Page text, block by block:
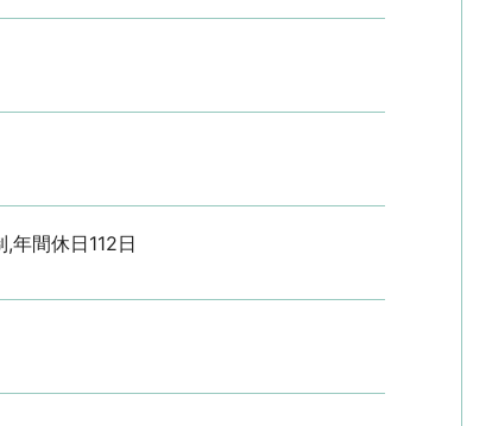
年間休日112日